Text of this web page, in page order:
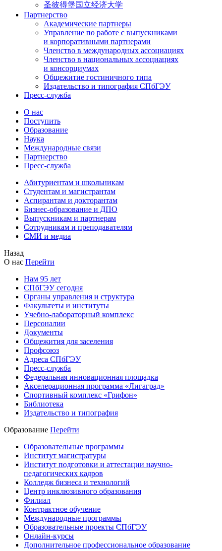
圣彼得堡国立经济大学
Партнерство
Академические партнеры
Управление по работе с выпускниками
и корпоративными партнерами
Членство в международных ассоциациях
Членство в национальных ассоциациях
и консорциумах
Общежитие гостиничного типа
Издательство и типография СПбГЭУ
Пресс-служба
О нас
Поступить
Образование
Наука
Международные связи
Партнерство
Пресс-служба
Абитуриентам и школьникам
Студентам и магистрантам
Аспирантам и докторантам
Бизнес-образование и ДПО
Выпускникам и партнерам
Сотрудникам и преподавателям
СМИ и медиа
Назад
О нас Перейти
Нам 95 лет
СПбГЭУ сегодня
Органы управления и структура
Факультеты и институты
Учебно-лабораторный комплекс
Персоналии
Документы
Общежития для заселения
Профсоюз
Адреса СПбГЭУ
Пресс-служба
Федеральная инновационная площадка
Акселерационная программа «Лигаград»­­
Спортивный комплекс «Грифон»
Библиотека
Издательство и типография
Образование Перейти
Образовательные программы
Институт магистратуры
Институт подготовки и аттестации научно-
педагогических кадров
Колледж бизнеса и технологий
Центр инклюзивного образования
Филиал
Контрактное обучение
Международные программы
Образовательные проекты СПбГЭУ
Онлайн-курсы
Дополнительное профессиональное образование